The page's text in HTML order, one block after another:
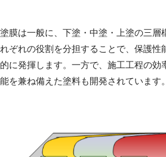
塗膜は一般に、下塗・中塗・上塗の三層
れぞれの役割を分担することで、保護性
的に発揮します。一方で、施工工程の効
能を兼ね備えた塗料も開発されています。